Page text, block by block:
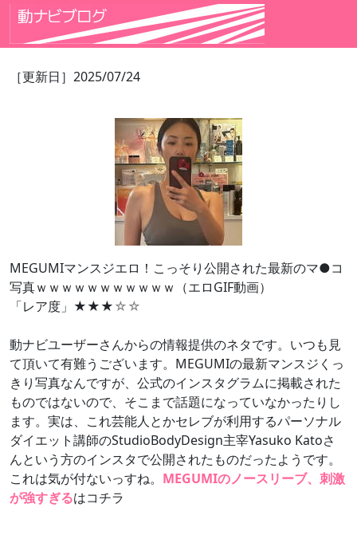
［更新日］2025/07/24
MEGUMIマンスジエロ！こっそり公開された最新のマ●コ
写真ｗｗｗｗｗｗｗｗｗｗｗ（エロGIF動画）
「レア度」★★★☆☆
動ナビユーザーさんからの情報提供のネタです。いつも見
て頂いて有難うございます。MEGUMIの最新マンスジくっ
きり写真なんですが、公式のインスタグラムに掲載された
ものではないので、そこまで話題になっていなかったりし
ます。実は、これ芸能人とかセレブが利用するパーソナル
ダイエット講師のStudioBodyDesign主宰Yasuko Katoさ
んという方のインスタで公開されたものだったようです。
これは気が付ないっすね。 MEGUMIのノースリーブ、刺激
が強すぎるはコチラ